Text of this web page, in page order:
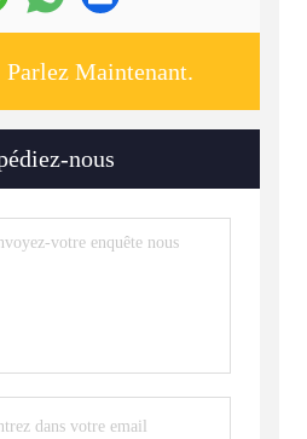
Parlez Maintenant.
nous